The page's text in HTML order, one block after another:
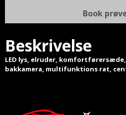
Book
Beskrivelse
LED lys, elruder,
bakkamera, multifunktions rat,